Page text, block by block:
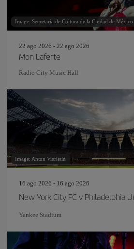
Image: Secretaría de Cultura de la Ciudad de México
22 ago 2026 - 22 ago 2026
Mon Laferte
Radio City Music Hall
Image: Anton Vierietin
16 ago 2026 - 16 ago 2026
New York City FC v Philadelphia
Yankee Stadium